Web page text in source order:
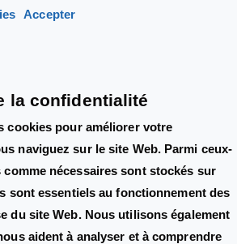
Accepter
la confidentialité
cookies pour améliorer votre
naviguez sur le site Web. Parmi ceux-
nécessaires sont stockés sur
sont essentiels au fonctionnement des
du site Web. Nous utilisons également
aident à analyser et à comprendre